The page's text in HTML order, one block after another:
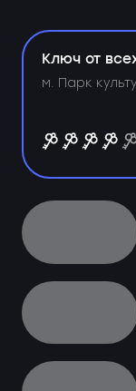
Ключ от
м. Парк